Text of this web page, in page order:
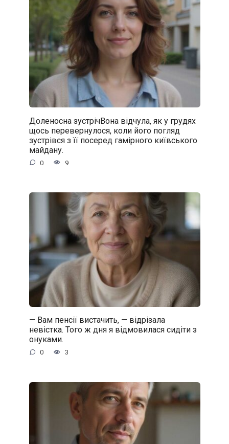
Доленосна зустрічВона відчула, як у грудях
щось перевернулося, коли його погляд
зустрівся з її посеред гамірного київського
майдану.
0 9
— Вам пенсії вистачить, — відрізала
невістка. Того ж дня я відмовилася сидіти з
онуками.
0 3